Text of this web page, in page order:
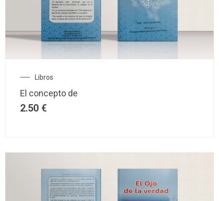
Libros
El concepto de
2.50 €